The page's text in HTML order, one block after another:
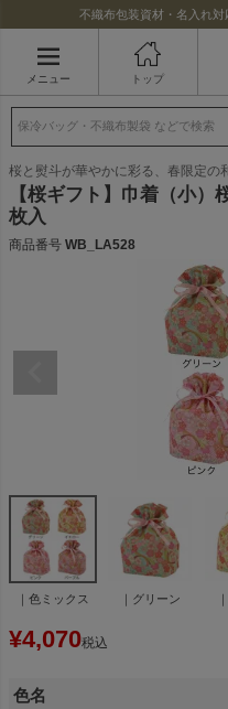
不織布包装資材・名入れ対
メニュー トップ
桜と熨斗が華やかに彩る、春限定の
【桜ギフト】巾着（小
枚入
商品番号 WB_LA528
｜色ミックス ｜グリーン
¥4,070税込
色名